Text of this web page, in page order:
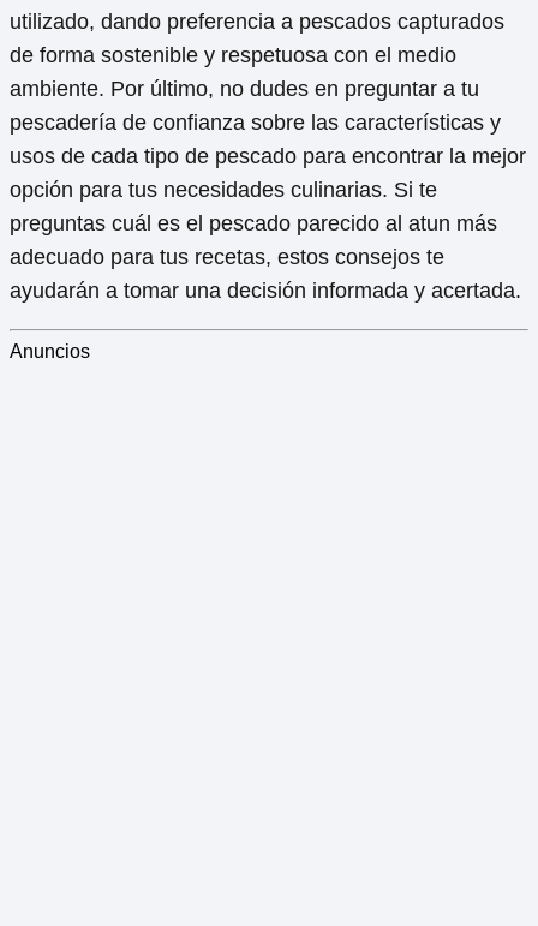
utilizado, dando preferencia a pescados capturados
de forma sostenible y respetuosa con el medio
ambiente. Por último, no dudes en preguntar a tu
pescadería de confianza sobre las características y
usos de cada tipo de pescado para encontrar la mejor
opción para tus necesidades culinarias. Si te
preguntas cuál es el pescado parecido al atun más
adecuado para tus recetas, estos consejos te
ayudarán a tomar una decisión informada y acertada.
Anuncios